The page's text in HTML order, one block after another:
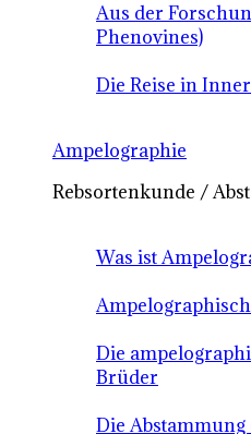
Aus der
Phenovines)
Die Reise in
Ampelographie
Rebsortenkunde /
Was ist
Die
Brüder
Die Abstammung